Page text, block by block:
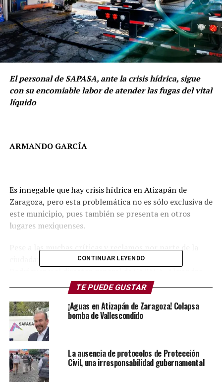
El personal de SAPASA, ante la crisis hídrica, sigue
con su encomiable labor de atender las fugas del vital
líquido
ARMANDO GARCÍA
Es innegable que hay crisis hídrica en Atizapán de
Zaragoza, pero esta problemática no es sólo exclusiva de
este municipio, pues también se presenta en otros
lugares mexiquenses.
Pese a las muchas críticas y reclamos por parte de la
ciudadanía en diversas colonias, el alcalde Pedro
Vences, hacen hasta lo imposible para atender la
demanda del vital líquido.
Lamentablemente las buenas noticias no son noticia,
pero hay que reconocer que el personal de SAPASA hace
trabajos de desazolve para evitar inundaciones, con el
fin también de mantener un municipio limpio y libre de
desechos.
CONTINUAR LEYENDO
TE PUEDE GUSTAR
¡Aguas en Atizapán de Zaragoza! Colapsa
bomba de Vallescondido
La ausencia de protocolos de Protección
Civil, una irresponsabilidad gubernamental